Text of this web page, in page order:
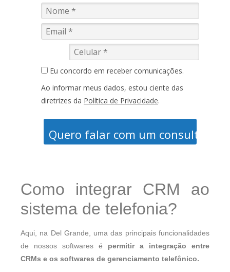
Eu concordo em receber comunicações.
Ao informar meus dados, estou ciente das
diretrizes da Política de Privacidade.
Quero falar com um consultor
Como integrar CRM ao
sistema de telefonia?
Aqui, na Del Grande, uma das principais funcionalidades
de nossos softwares é permitir a integração entre
CRMs e os softwares de gerenciamento telefônico.